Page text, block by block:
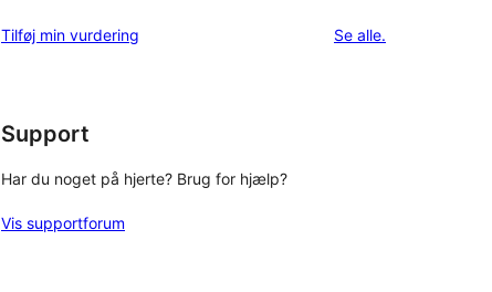
Tilføj min vurdering Se alleanmeldelser
.
Support
Har du noget på hjerte? Brug for hjælp?
Vis supportforum